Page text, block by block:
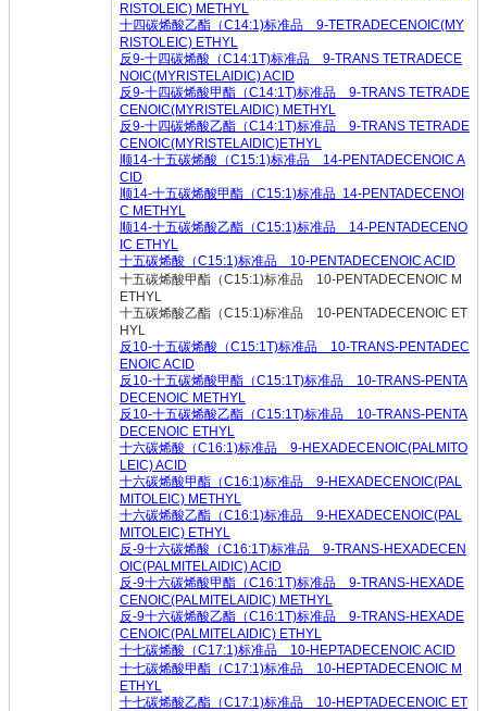
RISTOLEIC) METHYL
十四碳烯酸乙酯（C14:1)标准品 9-TETRADECENOIC(MY
RISTOLEIC) ETHYL
反9-十四碳烯酸（C14:1T)标准品 9-TRANS TETRADECE
NOIC(MYRISTELAIDIC) ACID
反9-十四碳烯酸甲酯（C14:1T)标准品 9-TRANS TETRADE
CENOIC(MYRISTELAIDIC) METHYL
反9-十四碳烯酸乙酯（C14:1T)标准品 9-TRANS TETRADE
CENOIC(MYRISTELAIDIC)ETHYL
顺14-十五碳烯酸（C15:1)标准品 14-PENTADECENOIC A
CID
顺14-十五碳烯酸甲酯（C15:1)标准品 14-PENTADECENOI
C METHYL
顺14-十五碳烯酸乙酯（C15:1)标准品 14-PENTADECENO
IC ETHYL
十五碳烯酸（C15:1)标准品 10-PENTADECENOIC ACID
十五碳烯酸甲酯（C15:1)标准品 10-PENTADECENOIC M
ETHYL
十五碳烯酸乙酯（C15:1)标准品 10-PENTADECENOIC ET
HYL
反10-十五碳烯酸（C15:1T)标准品 10-TRANS-PENTADEC
ENOIC ACID
反10-十五碳烯酸甲酯（C15:1T)标准品 10-TRANS-PENTA
DECENOIC METHYL
反10-十五碳烯酸乙酯（C15:1T)标准品 10-TRANS-PENTA
DECENOIC ETHYL
十六碳烯酸（C16:1)标准品 9-HEXADECENOIC(PALMITO
LEIC) ACID
十六碳烯酸甲酯（C16:1)标准品 9-HEXADECENOIC(PAL
MITOLEIC) METHYL
十六碳烯酸乙酯（C16:1)标准品 9-HEXADECENOIC(PAL
MITOLEIC) ETHYL
反-9十六碳烯酸（C16:1T)标准品 9-TRANS-HEXADECEN
OIC(PALMITELAIDIC) ACID
反-9十六碳烯酸甲酯（C16:1T)标准品 9-TRANS-HEXADE
CENOIC(PALMITELAIDIC) METHYL
反-9十六碳烯酸乙酯（C16:1T)标准品 9-TRANS-HEXADE
CENOIC(PALMITELAIDIC) ETHYL
十七碳烯酸（C17:1)标准品 10-HEPTADECENOIC ACID
十七碳烯酸甲酯（C17:1)标准品 10-HEPTADECENOIC M
ETHYL
十七碳烯酸乙酯（C17:1)标准品 10-HEPTADECENOIC ET